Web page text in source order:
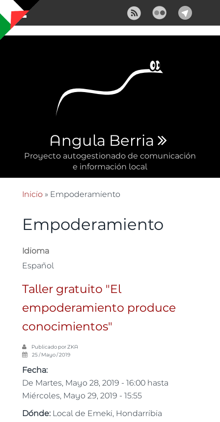
Pasar al contenido principal
Angula Berria
Proyecto autogestionado de comunicación
e información local
Se encuentra usted aquí
Inicio» Empoderamiento
Empoderamiento
Idioma
Español
Taller gratuito "El
empoderamiento produce
conocimientos"
Publicado porZKA
25 / Mayo / 2019
Fecha:
De Martes, Mayo 28, 2019 - 16:00hasta
Miércoles, Mayo 29, 2019 - 15:55
Dónde: Local de Emeki, Hondarribia